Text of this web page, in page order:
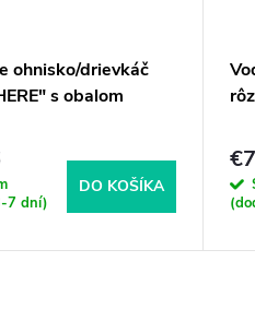
ohnisko/drievkáč
s obalom
7 dní)
DO KOŠÍKA